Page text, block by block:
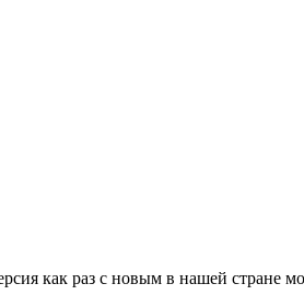
как раз с новым в нашей стране